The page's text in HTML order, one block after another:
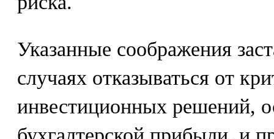
Указанные соображения
случаях отказываться от
инвестиционных решений,